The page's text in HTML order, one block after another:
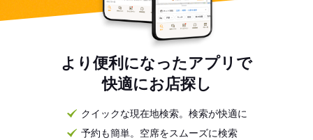
より便利になったアプリで
快適にお店探し
クイックな現在地検索。検索が快適に
予約も簡単。空席をスムーズに検索